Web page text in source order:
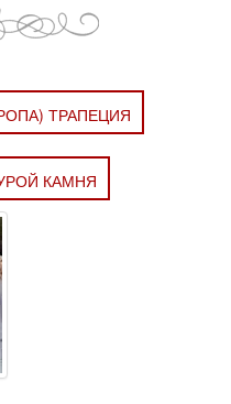
ТРАПЕЦИЯ
КАМНЯ